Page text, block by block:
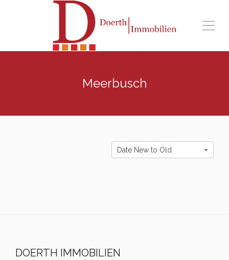
Meerbusch
Date New to Old
DOERTH IMMOBILIEN